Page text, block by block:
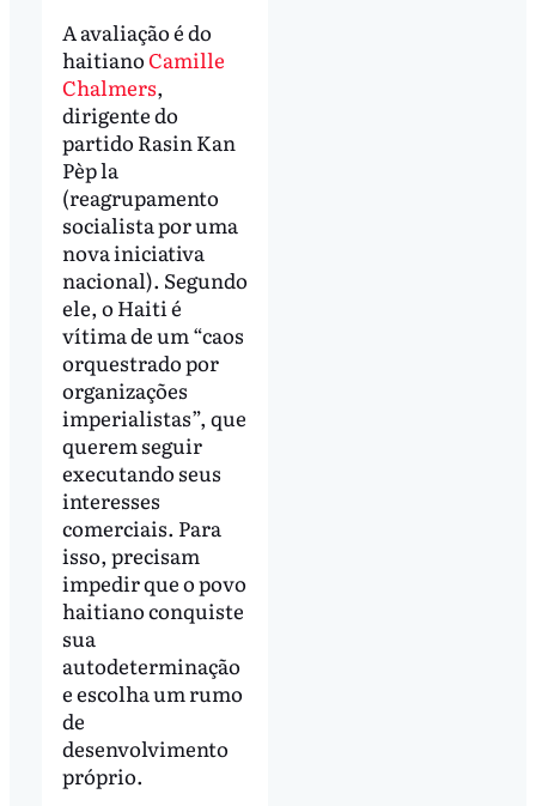
A avaliação é do
haitianoCamille
Chalmers,
dirigente do
partido Rasin Kan
Pèp la
(reagrupamento
socialista por uma
nova iniciativa
nacional). Segundo
ele, o Haiti é
vítima de um “caos
orquestrado por
organizações
imperialistas”, que
querem seguir
executando seus
interesses
comerciais. Para
isso, precisam
impedir que o povo
haitiano conquiste
sua
autodeterminação
e escolha um rumo
de
desenvolvimento
próprio.